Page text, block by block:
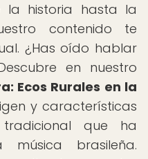
la historia hasta la
contenido te
¿Has oído hablar
en nuestro
Ecos Rurales en la
y características
que ha
brasileña.